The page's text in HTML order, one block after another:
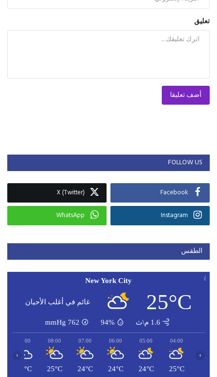
تعليق
أضف تعليقا
FOLLOW US
Facebook
X (Twitter)
Instagram
WhatsApp
الطقس
New York City
25°C غائم في أغلب الأحيان
1.6 م\ث 94%
762
mmHg
04:00
25°C
05:00
24°C
06:00
24°C
07:00
24°C
08:00
25°C
09:00
27°C
‹ ›